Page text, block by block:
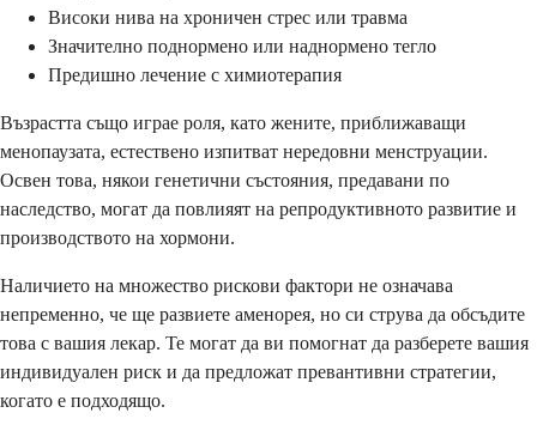
Високи нива на хроничен стрес или травма
Значително поднормено или наднормено тегло
Предишно лечение с химиотерапия
Възрастта също играе роля, като жените, приближаващи
менопаузата, естествено изпитват нередовни менструации.
Освен това, някои генетични състояния, предавани по
наследство, могат да повлияят на репродуктивното развитие и
производството на хормони.
Наличието на множество рискови фактори не означава
непременно, че ще развиете аменорея, но си струва да обсъдите
това с вашия лекар. Те могат да ви помогнат да разберете вашия
индивидуален риск и да предложат превантивни стратегии,
когато е подходящо.